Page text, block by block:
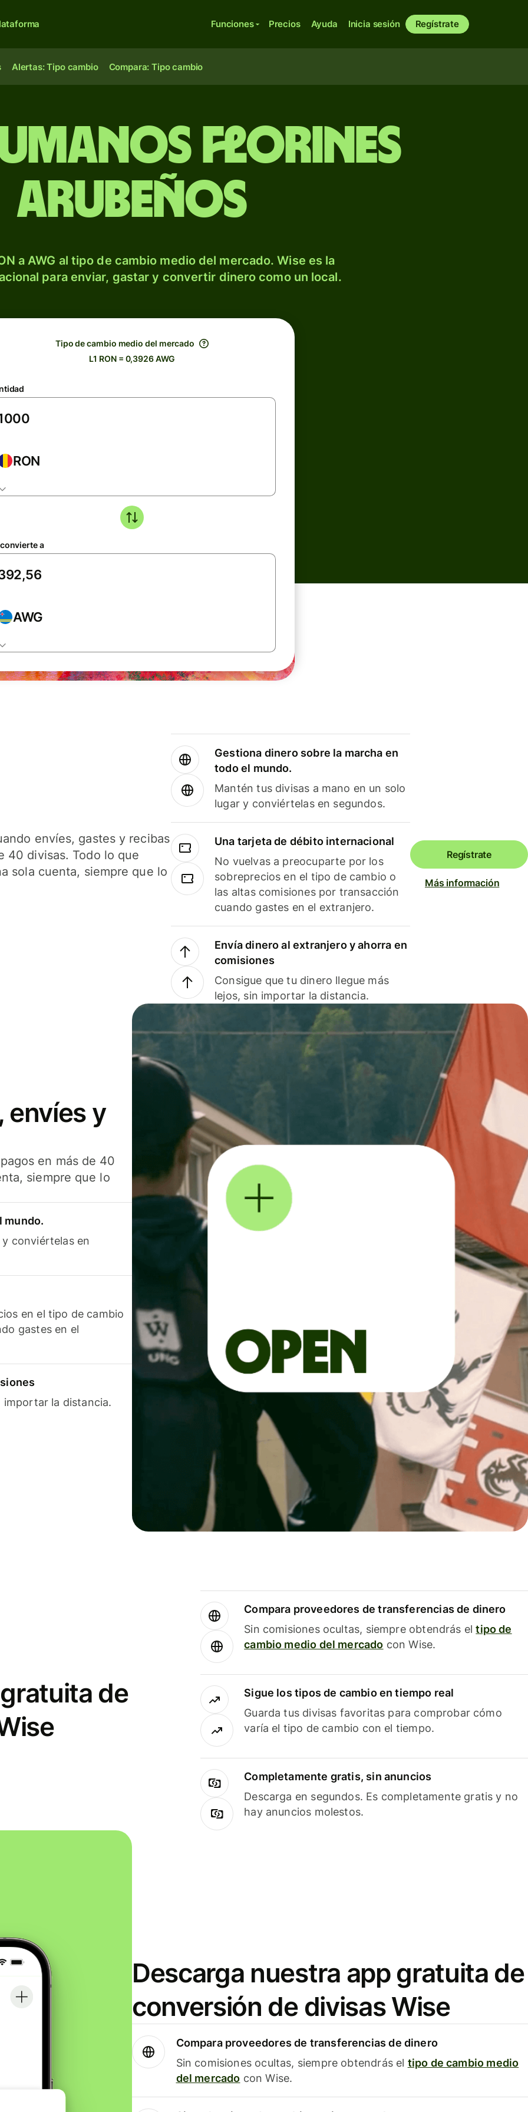
Funciones Precios Ayuda Inicia sesión Regístrate
Alertas: Tipo cambio Compara: Tipo cambio
florines
arubeños
a AWG al tipo de cambio medio del mercado. Wise es la
para enviar, gastar y convertir dinero como un local.
Tipo de cambio medio del mercado
L1 RON = 0,3926 AWG
RON
a
AWG
envíes, gastes y recibas
40 divisas. Todo lo que
sola cuenta, siempre que lo
Gestiona dinero sobre la marcha en
todo el mundo.
Mantén tus divisas a mano en un solo
lugar y conviértelas en segundos.
Una tarjeta de débito internacional
No vuelvas a preocuparte por los
sobreprecios en el tipo de cambio o
las altas comisiones por transacción
cuando gastes en el extranjero.
Envía dinero al extranjero y ahorra en
comisiones
Consigue que tu dinero llegue más
lejos, sin importar la distancia.
Regístrate
Más información
envíes y
en más de 40
siempre que lo
mundo.
conviértelas en
en el tipo de cambio
gastes en el
importar la distancia.
de
Compara proveedores de transferencias de dinero
Sin comisiones ocultas, siempre obtendrás eltipo de
cambio medio del mercado con Wise.
Sigue los tipos de cambio en tiempo real
Guarda tus divisas favoritas para comprobar cómo
varía el tipo de cambio con el tiempo.
Completamente gratis, sin anuncios
Descarga en segundos. Es completamente gratis y no
hay anuncios molestos.
Descarga nuestra app gratuita de
conversión de divisas Wise
Compara proveedores de transferencias de dinero
Sin comisiones ocultas, siempre obtendrás el tipo de cambio medio
del mercado con Wise.